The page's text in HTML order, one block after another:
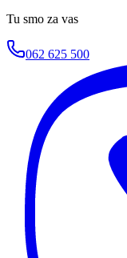
Tu smo za vas
062 625 500